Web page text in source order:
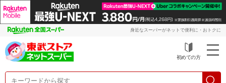
身近なスーパーがネットで便利に・おトクに
初めての方